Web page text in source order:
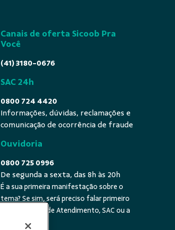
Canais de oferta Sicoob Pra
Você
(41) 3180-0676
SAC 24h
0800 724 4420
Informações, dúvidas, reclamações e
comunicação de ocorrência de fraude
Ouvidoria
0800 725 0996
De segunda a sexta, das 8h às 20h
É a sua primeira manifestação sobre o
tema? Se sim, será preciso falar primeiro
com a Central de Atendimento, SAC ou a
cooperativa.